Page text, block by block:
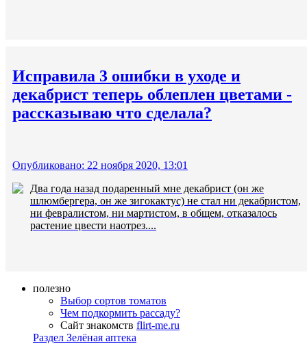
Исправила 3 ошибки в уходе и
декабрист теперь облеплен цветами -
рассказываю что сделала?
Опубликовано: 22 ноября 2020, 13:01
Два года назад подаренный мне декабрист (он же
шлюмбергера, он же зигокактус) не стал ни декабристом,
ни февралистом, ни мартистом, в общем, отказалось
растение цвести наотрез....
полезно
Выбор сортов томатов
Чем подкормить рассаду?
Сайт знакомств flirt-me.ru
Раздел Зелёная аптека